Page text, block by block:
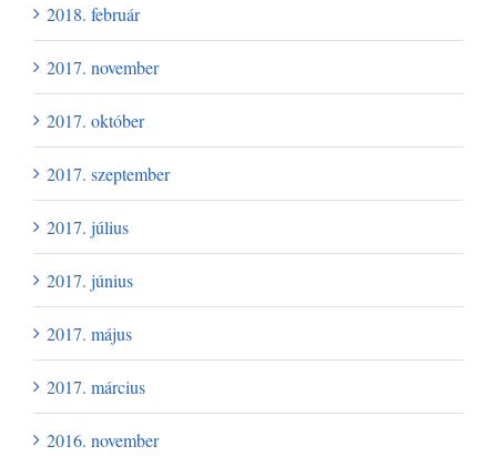
2018. február
2017. november
2017. október
2017. szeptember
2017. július
2017. június
2017. május
2017. március
2016. november